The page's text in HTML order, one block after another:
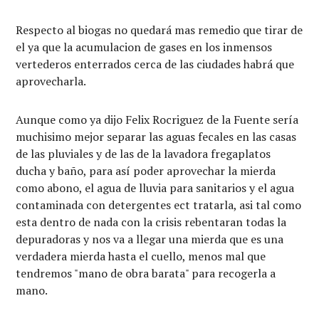
Respecto al biogas no quedará mas remedio que tirar de
el ya que la acumulacion de gases en los inmensos
vertederos enterrados cerca de las ciudades habrá que
aprovecharla.
Aunque como ya dijo Felix Rocriguez de la Fuente sería
muchisimo mejor separar las aguas fecales en las casas
de las pluviales y de las de la lavadora fregaplatos
ducha y baño, para así poder aprovechar la mierda
como abono, el agua de lluvia para sanitarios y el agua
contaminada con detergentes ect tratarla, asi tal como
esta dentro de nada con la crisis rebentaran todas la
depuradoras y nos va a llegar una mierda que es una
verdadera mierda hasta el cuello, menos mal que
tendremos "mano de obra barata" para recogerla a
mano.